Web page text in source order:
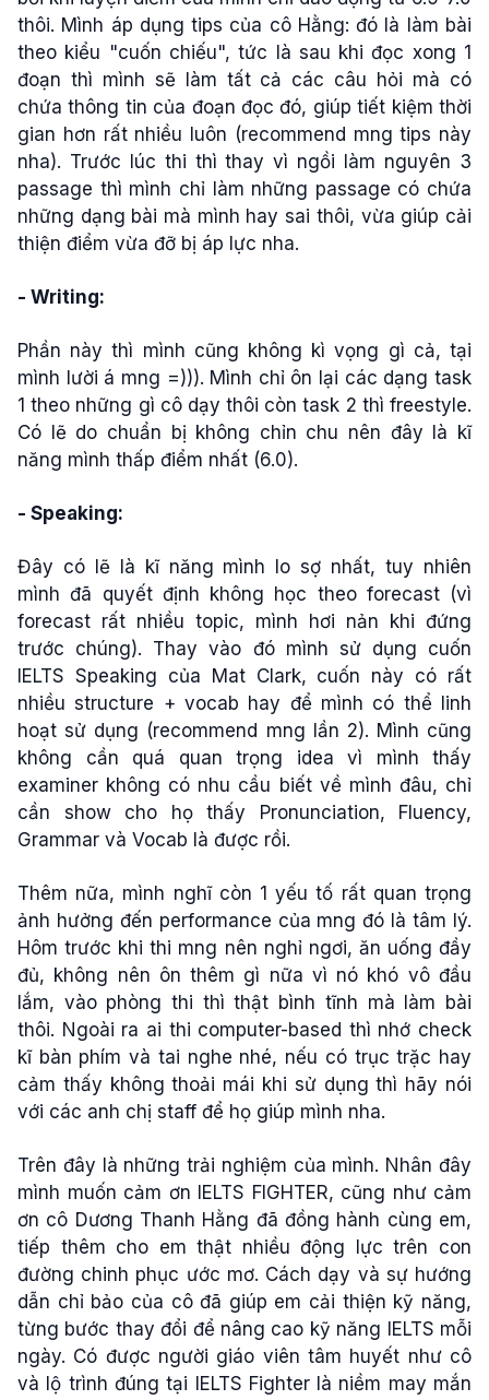
thôi. Mình áp dụng tips của cô Hằng: đó là làm bài
theo kiểu "cuốn chiếu", tức là sau khi đọc xong 1
đoạn thì mình sẽ làm tất cả các câu hỏi mà có
chứa thông tin của đoạn đọc đó, giúp tiết kiệm thời
gian hơn rất nhiều luôn (recommend mng tips này
nha). Trước lúc thi thì thay vì ngồi làm nguyên 3
passage thì mình chỉ làm những passage có chứa
những dạng bài mà mình hay sai thôi, vừa giúp cải
thiện điểm vừa đỡ bị áp lực nha.
- Writing:
Phần này thì mình cũng không kì vọng gì cả, tại
mình lười á mng =))). Mình chỉ ôn lại các dạng task
1 theo những gì cô dạy thôi còn task 2 thì freestyle.
Có lẽ do chuẩn bị không chỉn chu nên đây là kĩ
năng mình thấp điểm nhất (6.0).
- Speaking:
Đây có lẽ là kĩ năng mình lo sợ nhất, tuy nhiên
mình đã quyết định không học theo forecast (vì
forecast rất nhiều topic, mình hơi nản khi đứng
trước chúng). Thay vào đó mình sử dụng cuốn
IELTS Speaking của Mat Clark, cuốn này có rất
nhiều structure + vocab hay để mình có thể linh
hoạt sử dụng (recommend mng lần 2). Mình cũng
không cần quá quan trọng idea vì mình thấy
examiner không có nhu cầu biết về mình đâu, chỉ
cần show cho họ thấy Pronunciation, Fluency,
Grammar và Vocab là được rồi.
Thêm nữa, mình nghĩ còn 1 yếu tố rất quan trọng
ảnh hưởng đến performance của mng đó là tâm lý.
Hôm trước khi thi mng nên nghỉ ngơi, ăn uống đầy
đủ, không nên ôn thêm gì nữa vì nó khó vô đầu
lắm, vào phòng thi thì thật bình tĩnh mà làm bài
thôi. Ngoài ra ai thi computer-based thì nhớ check
kĩ bàn phím và tai nghe nhé, nếu có trục trặc hay
cảm thấy không thoải mái khi sử dụng thì hãy nói
với các anh chị staff để họ giúp mình nha.
Trên đây là những trải nghiệm của mình. Nhân đây
mình muốn cảm ơn IELTS FIGHTER, cũng như cảm
ơn cô Dương Thanh Hằng đã đồng hành cùng em,
tiếp thêm cho em thật nhiều động lực trên con
đường chinh phục ước mơ. Cách dạy và sự hướng
dẫn chỉ bảo của cô đã giúp em cải thiện kỹ năng,
từng bước thay đổi để nâng cao kỹ năng IELTS mỗi
ngày. Có được người giáo viên tâm huyết như cô
và lộ trình đúng tại IELTS Fighter là niềm may mắn